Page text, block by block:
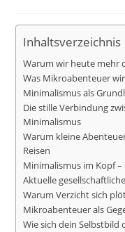
Inhaltsverzeichnis
Warum wir heute mehr
Was Mikroabenteuer
Minimalismus als
Die stille Verbindung
Minimalismus
Warum kleine
Reisen
Minimalismus im Kopf
Aktuelle
Warum Verzicht sich
Mikroabenteuer als
Wie sich dein